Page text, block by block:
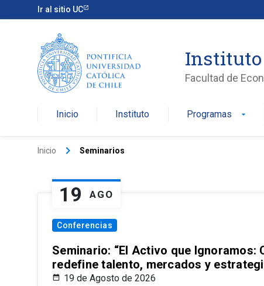
Ir al sitio UC
Instituto
Facultad de
Inicio Instituto Programas arrow_drop_down
Inicio keyboard_arrow_right Seminarios
19 AGO
Conferencias
Seminario: “El Activo que Ignoramos:
redefine talento, mercados y
19 de Agosto de 2026